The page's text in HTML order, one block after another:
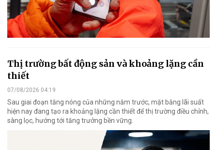
Thị trường bất động sản và khoảng lặng cần
thiết
07/08/2026 04:19
Sau giai đoạn tăng nóng của những năm trước, mặt bằng lãi suất
hiện nay đang tạo ra khoảng lặng cần thiết để thị trường điều chỉnh,
sàng lọc, hướng tới tăng trưởng bền vững.